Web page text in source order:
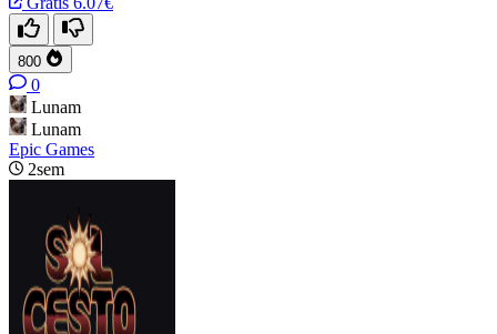
800
0
Lunam
Lunam
Epic Games
2sem